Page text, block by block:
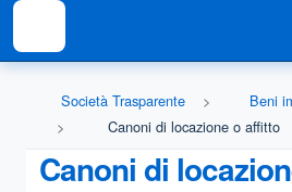
Società Trasparente
Canoni di locazione o affitto
Canoni di